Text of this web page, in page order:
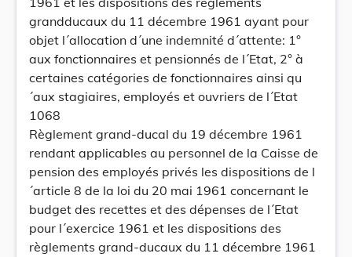
grandducaux du 11 décembre 1961 ayant pour
objet l´allocation d´une indemnité d´attente: 1°
aux fonctionnaires et pensionnés de l´Etat, 2° à
certaines catégories de fonctionnaires ainsi qu
´aux stagiaires, employés et ouvriers de l´Etat
1068
Règlement grand-ducal du 19 décembre 1961
rendant applicables au personnel de la Caisse de
pension des employés privés les dispositions de l
´article 8 de la loi du 20 mai 1961 concernant le
budget des recettes et des dépenses de l´Etat
pour l´exercice 1961 et les dispositions des
règlements grand-ducaux du 11 décembre 1961